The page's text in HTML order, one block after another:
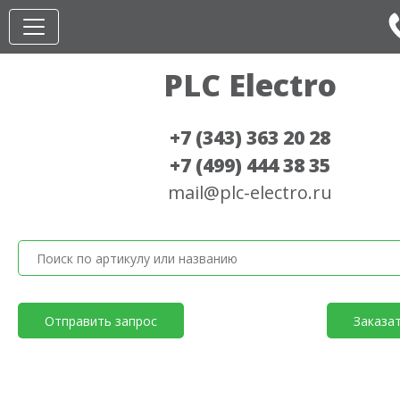
PLC Electro
+7 (343) 363 20 28
+7 (499) 444 38 35
mail@plc-electro.ru
Отправить запрос